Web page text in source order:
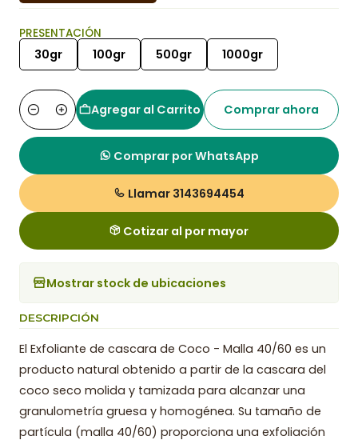
PRESENTACIÓN
30gr 100gr 500gr 1000gr
Cantidad
Agregar al Carrito Comprar ahora
Comprar por WhatsApp
Llamar 3143694454
Cotizar al por mayor
Mostrar stock de ubicaciones
DESCRIPCIÓN
El Exfoliante de cascara de Coco - Malla 40/60 es un
producto natural obtenido a partir de la cascara del
coco seco molida y tamizada para alcanzar una
granulometría gruesa y homogénea. Su tamaño de
partícula (malla 40/60) proporciona una exfoliación